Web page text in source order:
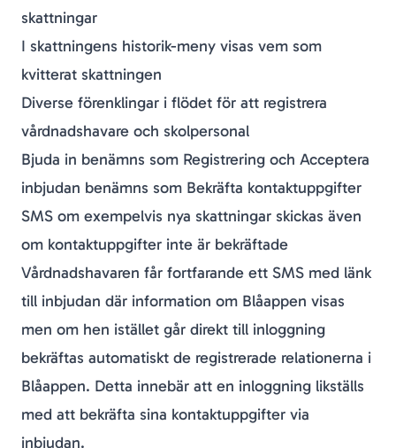
skattningar
I skattningens historik-meny visas vem som
kvitterat skattningen
Diverse förenklingar i flödet för att registrera
vårdnadshavare och skolpersonal
Bjuda in benämns som Registrering och Acceptera
inbjudan benämns som Bekräfta kontaktuppgifter
SMS om exempelvis nya skattningar skickas även
om kontaktuppgifter inte är bekräftade
Vårdnadshavaren får fortfarande ett SMS med länk
till inbjudan där information om Blåappen visas
men om hen istället går direkt till inloggning
bekräftas automatiskt de registrerade relationerna i
Blåappen. Detta innebär att en inloggning likställs
med att bekräfta sina kontaktuppgifter via
inbjudan.